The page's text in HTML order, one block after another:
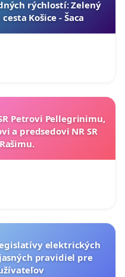
rýchlostí: Zelený
Košice - Šaca
Petrovi Pellegrinimu,
a predsedovi NR SR
elektrických
pravidiel pre